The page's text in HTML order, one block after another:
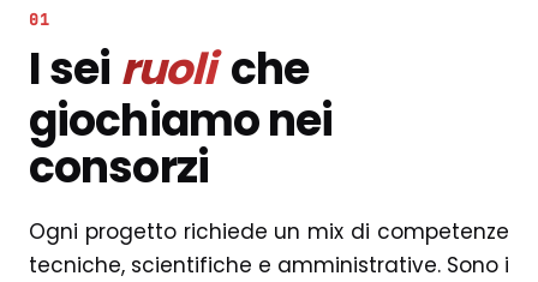
01
I sei ruoliche
giochiamo nei
consorzi
Ogni progetto richiede un mix di competenze
tecniche, scientifiche e amministrative. Sono i